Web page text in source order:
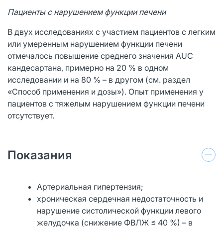
Пациенты с нарушением функции печени
В двух исследованиях с участием пациентов с легким
или умеренным нарушением функции печени
отмечалось повышение среднего значения AUC
кандесартана, примерно на 20 % в одном
исследовании и на 80 % – в другом (см. раздел
«Способ применения и дозы»). Опыт применения у
пациентов с тяжелым нарушением функции печени
отсутствует.
Показания
Артериальная гипертензия;
хроническая сердечная недостаточность и
нарушение систолической функции левого
желудочка (снижение ФВЛЖ ≤ 40 %) – в